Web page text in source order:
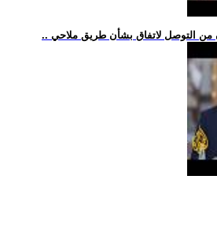
من التوصل لاتفاق بشأن طريق ملاحي